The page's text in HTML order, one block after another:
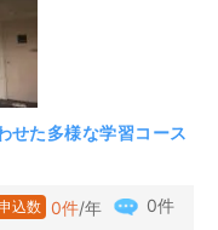
せた多様な学習コース
込数 0件/年 0件